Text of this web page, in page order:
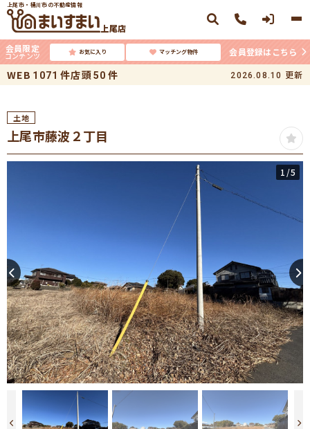
上尾市・桶川市の不動産情報
上尾店
会員限定
コンテンツ お気に入り マッチング物件 会員登録はこちら
WEB 1071 件店頭50 件 2026.08.10 更新
土地
上尾市藤波２丁目
1 /5